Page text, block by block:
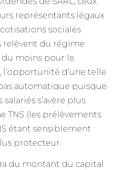
représentants légaux
sociales
relèvent du régime
du moins pour le
d’une telle
automatique puisque
s’avère plus
TNS (les prélèvements
étant sensiblement
protecteur.
du montant du capital